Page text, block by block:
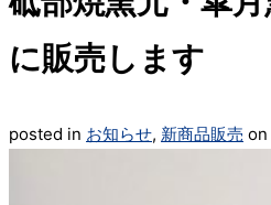
に販売します
posted in お知らせ, 新商品販売 on